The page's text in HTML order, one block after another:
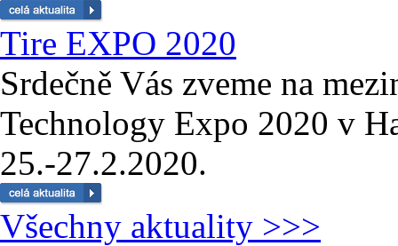
Tire EXPO 2020
Srdečně Vás zveme na
Technology Expo 2020 v
25.-27.2.2020.
Všechny aktuality >>>